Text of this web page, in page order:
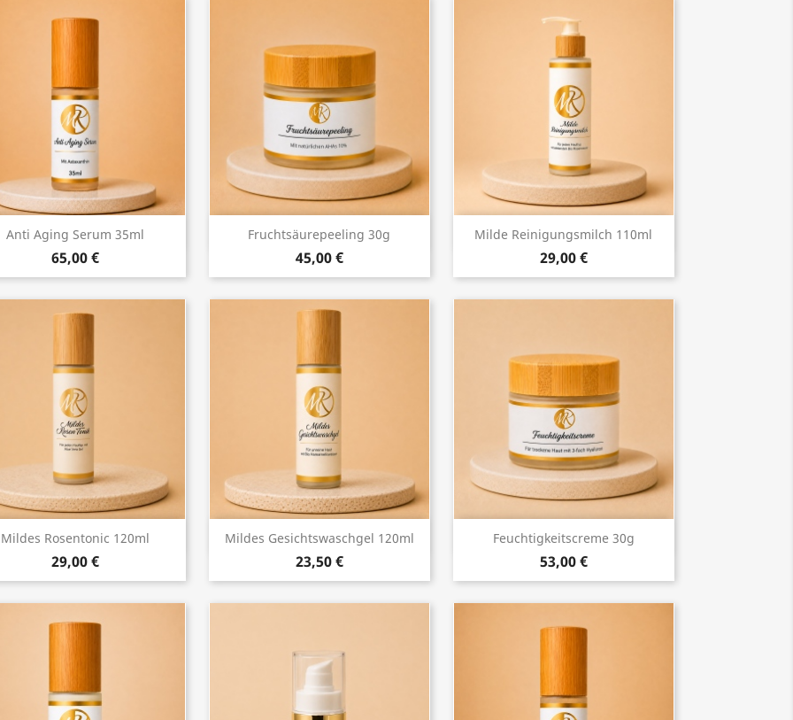
Anti Aging Serum 35ml
65,00 €
Vorschau Fruchtsäurepeeling 30g
45,00 €
Vorschau Milde Reinigungsmilch 110ml
29,00 €
Vorschau
Mildes Rosentonic 120ml
29,00 €
Vorschau Mildes Gesichtswaschgel 120ml
23,50 €
Vorschau Feuchtigkeitscreme 30g
53,00 €
Vorschau